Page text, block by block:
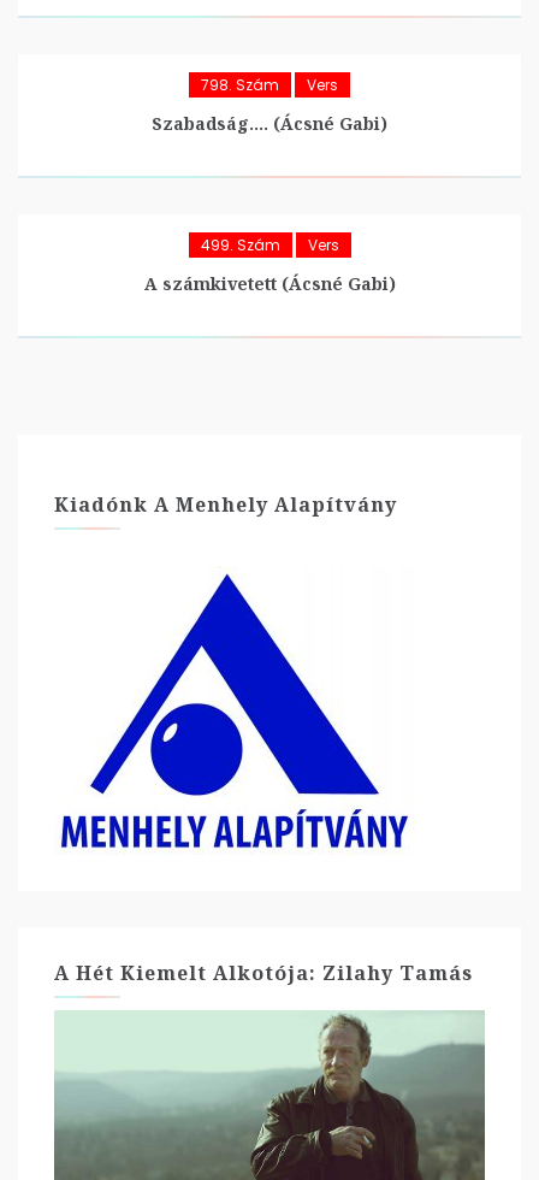
798. Szám Vers
Szabadság…. (Ácsné Gabi)
499. Szám Vers
A számkivetett (Ácsné Gabi)
Kiadónk A Menhely Alapítvány
A Hét Kiemelt Alkotója: Zilahy Tamás